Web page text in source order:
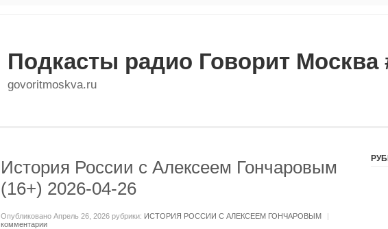
Подкасты радио Говорит Москва
govoritmoskva.ru
История России с Алексеем Гончаровым
(16+) 2026-04-26
Опубликовано Апрель 26, 2026 рубрики: ИСТОРИЯ РОССИИ С АЛЕКСЕЕМ ГОНЧАРОВЫМ
|
комментарии